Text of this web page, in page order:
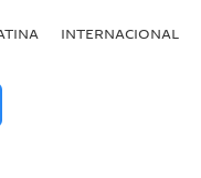
INTERNACIONAL